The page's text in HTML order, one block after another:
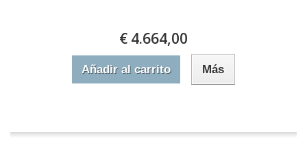
€ 4.664,00
Añadir al carrito Más